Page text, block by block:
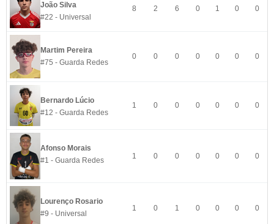
João Silva
#22 - Universal
8 2 6 0 1 0 0
Martim Pereira
#75 - Guarda Redes
0 0 0 0 0 0 0
Bernardo Lúcio
#12 - Guarda Redes
1 0 0 0 0 0 0
Afonso Morais
#1 - Guarda Redes
1 0 0 0 0 0 0
Lourenço Rosario
#9 - Universal
1 0 1 0 0 0 0